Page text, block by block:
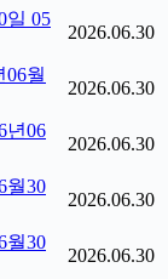
일 05
2026.06.30
월
2026.06.30
년06
2026.06.30
월30
2026.06.30
월30
2026.06.30